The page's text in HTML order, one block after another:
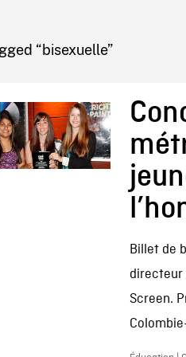
“bisexuelle”
Billet de
directeur
Screen.